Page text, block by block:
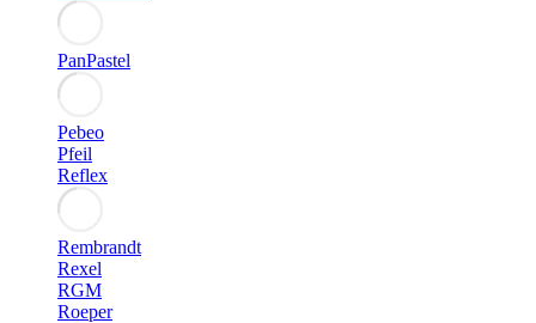
PanPastel
Pebeo
Pfeil
Reflex
Rembrandt
Rexel
RGM
Roeper